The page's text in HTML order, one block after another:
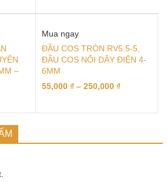
–
Mua ngay
ĐẦU COS TRÒN RV5.5-5,
ĐẦU COS NỐI DÂY ĐIỆN 4-
6MM
55,000 ₫ – 250,000 ₫